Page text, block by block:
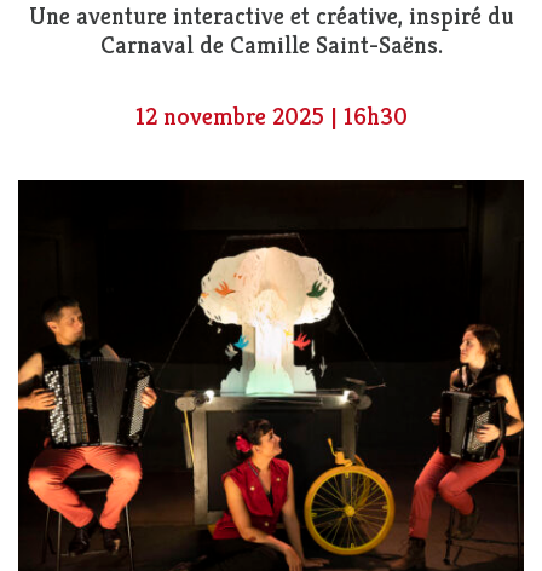
Une aventure interactive et créative, inspiré du
Carnaval de Camille Saint-Saëns.
12 novembre 2025 | 16h30